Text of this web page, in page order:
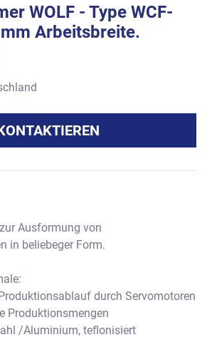
WOLF - Type WCF-
Arbeitsbreite.
Ausformung von
in beliebeger Form.
durch Servomotoren
Produktionsmengen
/Aluminium, teflonisiert